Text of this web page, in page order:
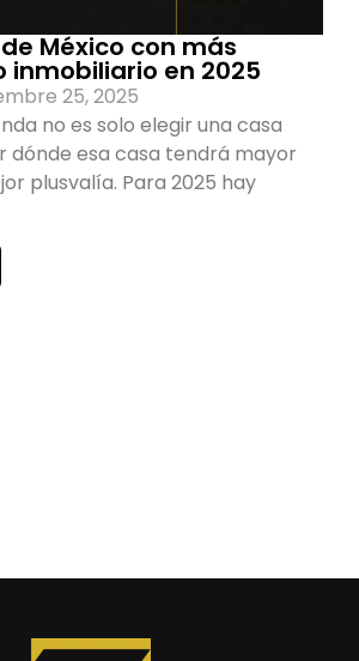
México con más
inmobiliario en 2025
25, 2025
no es solo elegir una casa
dónde esa casa tendrá mayor
plusvalía. Para 2025 hay